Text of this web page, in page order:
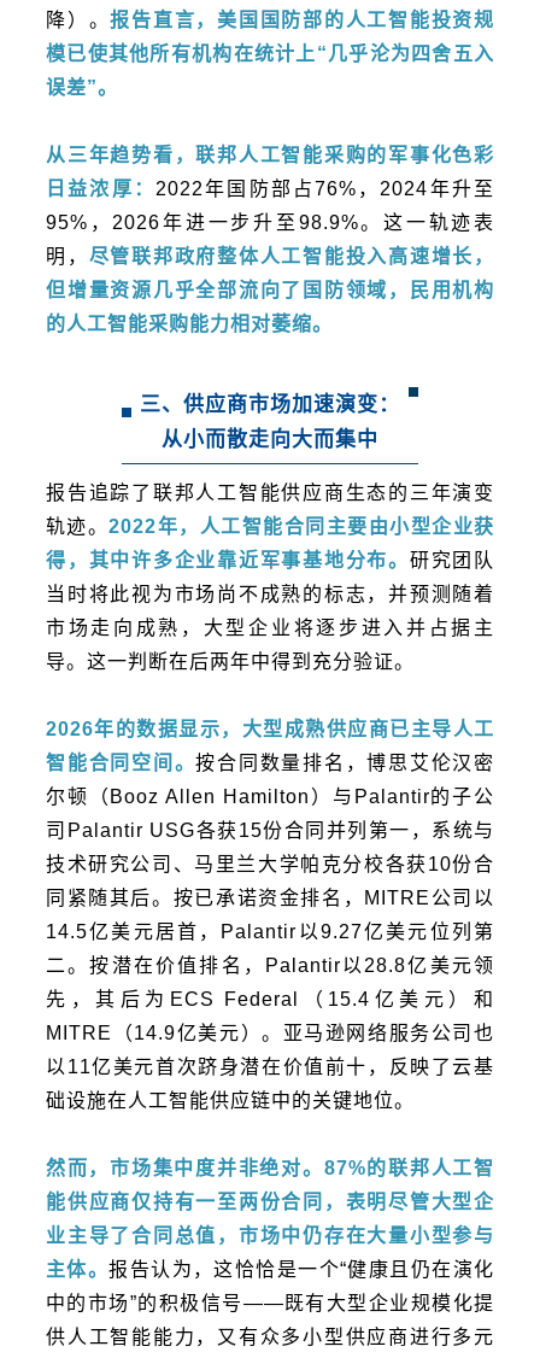
降）。报告直言，美国国防部的人工智能投资规
模已使其他所有机构在统计上“几乎沦为四舍五入
误差”。
从三年趋势看，联邦人工智能采购的军事化色彩
日益浓厚： 2022年国防部占76%，2024年升至
95%，2026年进一步升至98.9%。这一轨迹表
明， 尽管联邦政府整体人工智能投入高速增长，
但增量资源几乎全部流向了国防领域，民用机构
的人工智能采购能力相对萎缩。
三、供应商市场加速演变：
从小而散走向大而集中
报告追踪了联邦人工智能供应商生态的三年演变
轨迹。2022年，人工智能合同主要由小型企业获
得，其中许多企业靠近军事基地分布。 研究团队
当时将此视为市场尚不成熟的标志，并预测随着
市场走向成熟，大型企业将逐步进入并占据主
导。这一判断在后两年中得到充分验证。
2026年的数据显示，大型成熟供应商已主导人工
智能合同空间。按合同数量排名，博思艾伦汉密
尔顿（Booz Allen Hamilton）与Palantir的子公
司Palantir USG各获15份合同并列第一，系统与
技术研究公司、马里兰大学帕克分校各获10份合
同紧随其后。按已承诺资金排名，MITRE公司以
14.5亿美元居首，Palantir以9.27亿美元位列第
二。按潜在价值排名，Palantir以28.8亿美元领
先，其后为ECS Federal（15.4亿美元）和
MITRE（14.9亿美元）。亚马逊网络服务公司也
以11亿美元首次跻身潜在价值前十，反映了云基
础设施在人工智能供应链中的关键地位。
然而，市场集中度并非绝对。87%的联邦人工智
能供应商仅持有一至两份合同，表明尽管大型企
业主导了合同总值，市场中仍存在大量小型参与
主体。报告认为，这恰恰是一个“健康且仍在演化
中的市场”的积极信号——既有大型企业规模化提
供人工智能能力，又有众多小型供应商进行多元